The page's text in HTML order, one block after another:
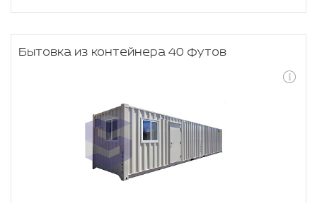
Бытовка из контейнера 40 футов